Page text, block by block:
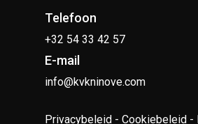
Telefoon
+32 54 33 42 57
E-mail
info@kvkninove.com
Privacybeleid -Cookiebeleid -